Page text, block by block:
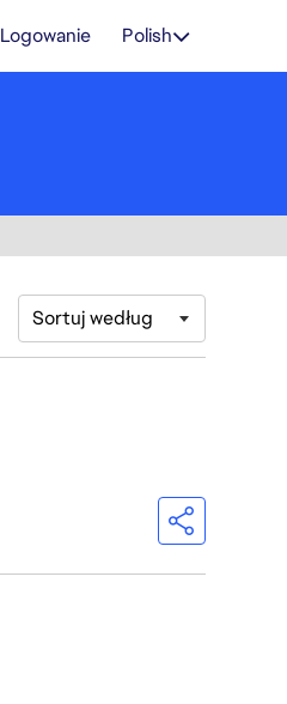
Logowanie Polish
Sortuj według